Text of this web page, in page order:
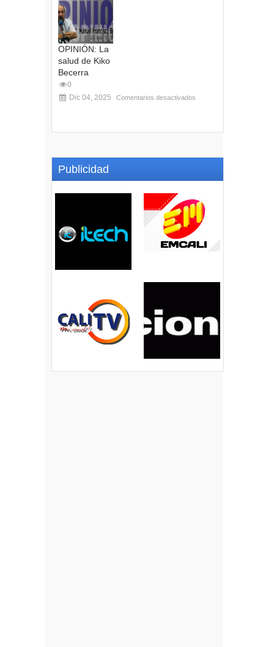
OPINIÓN: La
salud de Kiko
Becerra
0
Dic 04, 2025
Comentarios desactivados
Publicidad